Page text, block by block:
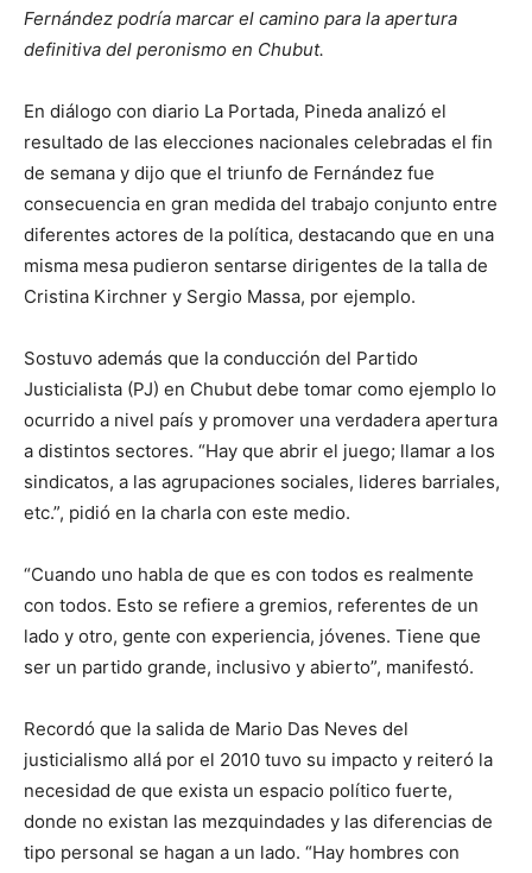
Fernández podría marcar el camino para la apertura
definitiva del peronismo en Chubut.
En diálogo con diario La Portada, Pineda analizó el
resultado de las elecciones nacionales celebradas el fin
de semana y dijo que el triunfo de Fernández fue
consecuencia en gran medida del trabajo conjunto entre
diferentes actores de la política, destacando que en una
misma mesa pudieron sentarse dirigentes de la talla de
Cristina Kirchner y Sergio Massa, por ejemplo.
Sostuvo además que la conducción del Partido
Justicialista (PJ) en Chubut debe tomar como ejemplo lo
ocurrido a nivel país y promover una verdadera apertura
a distintos sectores. “Hay que abrir el juego; llamar a los
sindicatos, a las agrupaciones sociales, lideres barriales,
etc.”, pidió en la charla con este medio.
“Cuando uno habla de que es con todos es realmente
con todos. Esto se refiere a gremios, referentes de un
lado y otro, gente con experiencia, jóvenes. Tiene que
ser un partido grande, inclusivo y abierto”, manifestó.
Recordó que la salida de Mario Das Neves del
justicialismo allá por el 2010 tuvo su impacto y reiteró la
necesidad de que exista un espacio político fuerte,
donde no existan las mezquindades y las diferencias de
tipo personal se hagan a un lado. “Hay hombres con